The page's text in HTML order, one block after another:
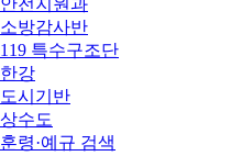
안전지원과
소방감사반
119 특수구조단
한강
도시기반
상수도
훈령·예규 검색